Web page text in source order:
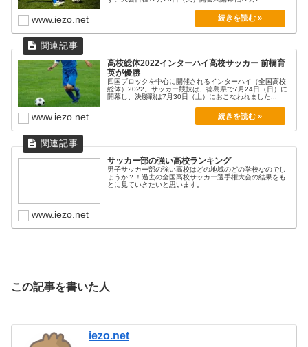
山梨学院
山梨
2PK2
青森山田
青森
www.iezo.net
高校総体2022インターハイ高校サッカー 前橋育
英が優勝
四国ブロックを中心に開催されるインターハイ（全国高校
総体）2022。サッカー競技は、徳島県で7月24日（日）に
開幕し、決勝戦は7月30日（土）におこなわれました...
www.iezo.net
サッカー部の強い高校ランキング
男子サッカー部の強い高校はどの地域のどの学校なのでし
ょうか？！過去の全国高校サッカー選手権大会の結果をも
とに見ていきたいと思います。
www.iezo.net
この記事を書いた人
iezo.net